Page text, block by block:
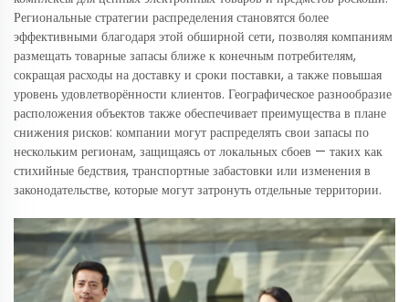
Региональные стратегии распределения становятся более
эффективными благодаря этой обширной сети, позволяя компаниям
размещать товарные запасы ближе к конечным потребителям,
сокращая расходы на доставку и сроки поставки, а также повышая
уровень удовлетворённости клиентов. Географическое разнообразие
расположения объектов также обеспечивает преимущества в плане
снижения рисков: компании могут распределять свои запасы по
нескольким регионам, защищаясь от локальных сбоев — таких как
стихийные бедствия, транспортные забастовки или изменения в
законодательстве, которые могут затронуть отдельные территории.